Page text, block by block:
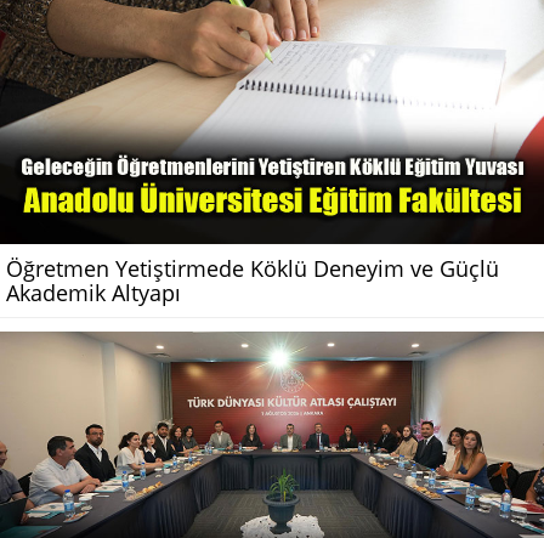
Öğretmen Yetiştirmede Köklü Deneyim ve Güçlü
Akademik Altyapı